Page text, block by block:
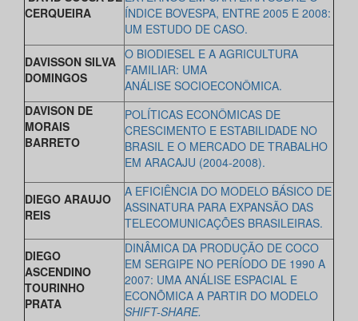
CERQUEIRA
ÍNDICE BOVESPA, ENTRE 2005 E 2008:
UM ESTUDO DE CASO.
DAVISSON SILVA
DOMINGOS
O BIODIESEL E A AGRICULTURA
FAMILIAR: UMA
ANÁLISE SOCIOECONÔMICA.
DAVISON DE
MORAIS
BARRETO
POLÍTICAS ECONÔMICAS DE
CRESCIMENTO E ESTABILIDADE NO
BRASIL E O MERCADO DE TRABALHO
EM ARACAJU (2004-2008).
DIEGO ARAUJO
REIS
A EFICIÊNCIA DO MODELO BÁSICO DE
ASSINATURA PARA EXPANSÃO DAS
TELECOMUNICAÇÕES BRASILEIRAS.
DIEGO
ASCENDINO
TOURINHO
PRATA
DINÂMICA DA PRODUÇÃO DE COCO
EM SERGIPE NO PERÍODO DE 1990 A
2007: UMA ANÁLISE ESPACIAL E
ECONÕMICA A PARTIR DO MODELO
SHIFT-SHARE.